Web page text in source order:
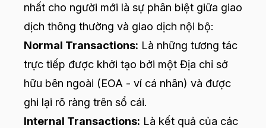
nhất cho người mới là sự phân biệt giữa giao
dịch thông thường và giao dịch nội bộ:
Normal Transactions: Là những tương tác
trực tiếp được khởi tạo bởi một Địa chỉ sở
hữu bên ngoài (EOA - ví cá nhân) và được
ghi lại rõ ràng trên sổ cái.
Internal Transactions: Là kết quả của các